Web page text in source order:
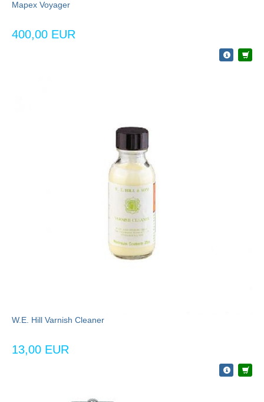
Mapex Voyager
400,00 EUR
W.E. Hill Varnish Cleaner
13,00 EUR